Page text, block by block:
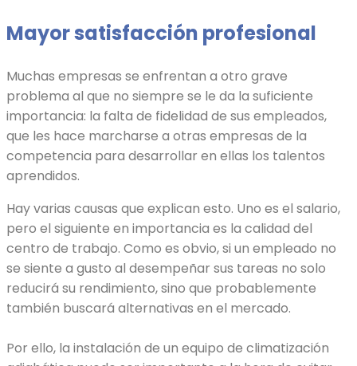
Mayor satisfacción profesional
Muchas empresas se enfrentan a otro grave
problema al que no siempre se le da la suficiente
importancia: la falta de fidelidad de sus empleados,
que les hace marcharse a otras empresas de la
competencia para desarrollar en ellas los talentos
aprendidos.
Hay varias causas que explican esto. Uno es el salario,
pero el siguiente en importancia es la calidad del
centro de trabajo. Como es obvio, si un empleado no
se siente a gusto al desempeñar sus tareas no solo
reducirá su rendimiento, sino que probablemente
también buscará alternativas en el mercado.
Por ello, la instalación de un equipo de climatización